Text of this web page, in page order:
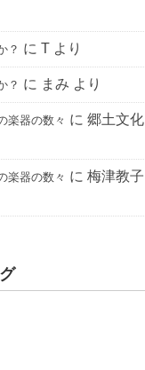
？ にT より
？ に まみ より
楽器の数々 に郷土文化
楽器の数々 に梅津教子